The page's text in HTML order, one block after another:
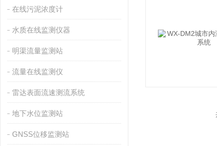
在线污泥浓度计
水质在线监测仪器
明渠流量监测站
流量在线监测仪
雷达表面流速测流系统
地下水位监测站
GNSS位移监测站